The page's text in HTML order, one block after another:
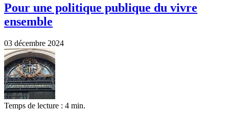
Pour une politique publique du vivre
ensemble
03 décembre 2024
Temps de lecture : 4 min.